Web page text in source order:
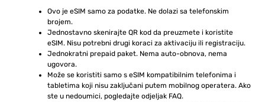
Ovo je eSIM samo za podatke. Ne dolazi sa telefonskim
brojem.
Jednostavno skenirajte QR kod da preuzmete i koristite
eSIM. Nisu potrebni drugi koraci za aktivaciju ili registraciju.
Jednokratni prepaid paket. Nema auto-obnova, nema
ugovora.
Može se koristiti samo s eSIM kompatibilnim telefonima i
tabletima koji nisu zaključani putem mobilnog operatera. Ako
ste u nedoumici, pogledajte odjeljak FAQ.